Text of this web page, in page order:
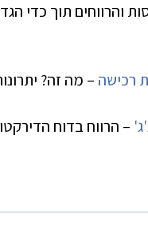
והרווחים תוך כדי
רכישה – מה זה?
– הרווח בדוח